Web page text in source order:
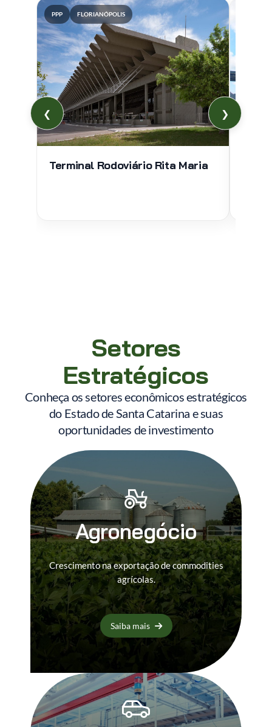
❮
PPP FLORIANÓPOLIS
Terminal Rodoviário Rita Maria
❯
Setores
Estratégicos
Conheça os setores econômicos estratégicos
do Estado de Santa Catarina e suas
oportunidades de investimento
Agronegócio
Crescimento na exportação de commodities
agrícolas.
Saiba mais